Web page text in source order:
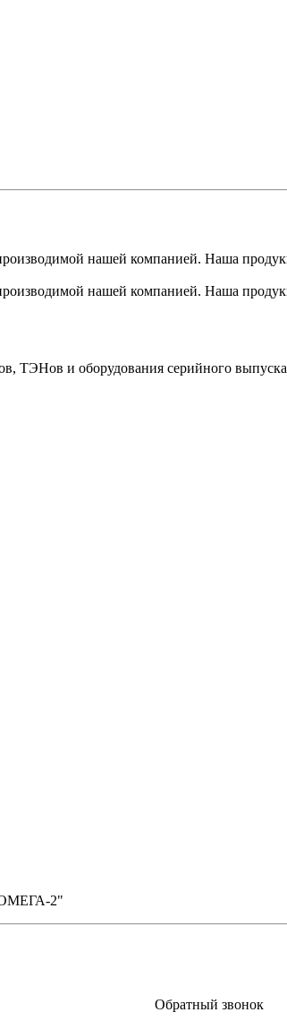
нашей компанией. Наша
нашей компанией. Наша
ТЭНов и оборудования серийного
"ОМЕГА-2"
Обратный звонок